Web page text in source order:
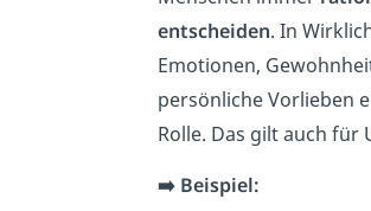
entscheiden. In
Emotionen,
persönliche Vorlieben
Rolle. Das gilt auch für
➡️ Beispiel: